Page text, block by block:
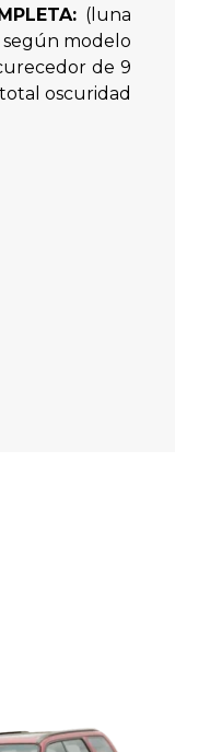
(luna
según modelo
de 9
oscuridad